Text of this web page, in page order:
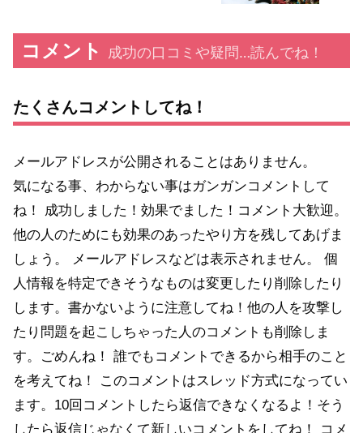
コメント 成功の口コミや疑問…読んでね！
たくさんコメントしてね！
メールアドレスが公開されることはありません。
気になる事、わからない事はガンガンコメントして
ね！ 成功しました！効果でました！コメント大歓迎。
他の人のためにも効果のあったやり方を残してあげま
しょう。 メールアドレスなどは表示されません。 個
人情報を特定できそうなものは変更したり削除したり
します。書かないように注意してね！他の人を攻撃し
たり問題を起こしちゃった人のコメントも削除しま
す。ごめんね！ 誰でもコメントできるから相手のこと
を考えてね！ このコメントはスレッド方式になってい
ます。10回コメントしたら返信できなくなるよ！そう
したら返信じゃなくて新しいコメントをしてね！ コメ